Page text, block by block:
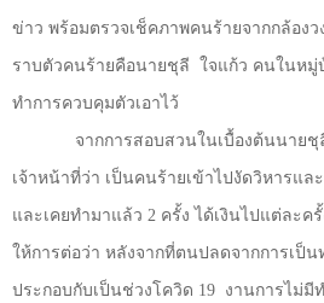
ข่าว พร้อมตรวจเช็คภาพคนร้ายจากกล้อง
ราบตัวคนร้ายคือนายชุลี ใจแก้ว คนในหมู่
ทำการควบคุมตัวเอาไว้
จากการสอบสวนในเบื้องต้นนาย
เจ้าหน้าที่ว่า เป็นคนร้ายเข้าไปงัดวิหารแล
และเคยทำมาแล้ว 2 ครั้ง ได้เงินไปแต่ละค
ให้การต่อว่า หลังจากที่ตนปลดจากการเป็
ประกอบกับเป็นช่วงโควิด 19 งานการไม่มี